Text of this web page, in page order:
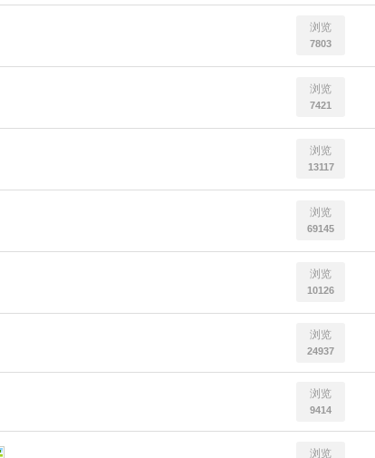
浏览
7803
浏览
7421
浏览
13117
浏览
69145
浏览
10126
浏览
24937
浏览
9414
浏览